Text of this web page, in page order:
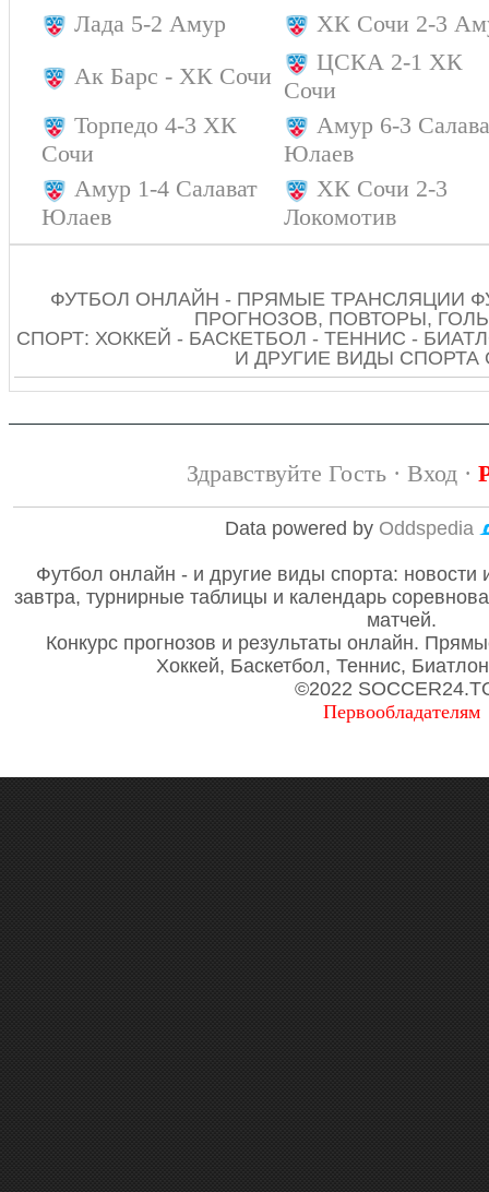
Лада 5-2 Амур
ХК Сочи 2-3
Ак Барс - ХК Сочи
ЦСКА 2-1 ХК
Сочи
Торпедо 4-3 ХК
Сочи
Амур 6-3
Юлаев
Амур 1-4 Салават
Юлаев
ХК Сочи 2-3
Локомотив
ФУТБОЛ ОНЛАЙН - ПРЯМЫЕ ТРАНСЛЯЦИИ
ПРОГНОЗОВ, ПОВТОРЫ,
СПОРТ: ХОККЕЙ - БАСКЕТБОЛ - ТЕННИС -
И ДРУГИЕ ВИДЫ СПОРТА
Здравствуйте Гость · Вход·
Data powered by Oddspedia
Футбол онлайн - и другие виды спорта: новости
завтра, турнирные таблицы и календарь
матчей.
Конкурс прогнозов и результаты онлайн.
Хоккей, Баскетбол, Теннис,
©2022
Первообладателям